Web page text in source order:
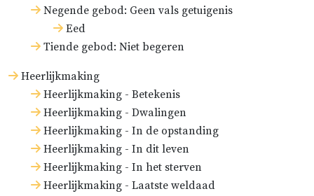
Negende gebod: Geen vals getuigenis
Eed
Tiende gebod: Niet begeren
Heerlijkmaking
Heerlijkmaking - Betekenis
Heerlijkmaking - Dwalingen
Heerlijkmaking - In de opstanding
Heerlijkmaking - In dit leven
Heerlijkmaking - In het sterven
Heerlijkmaking - Laatste weldaad